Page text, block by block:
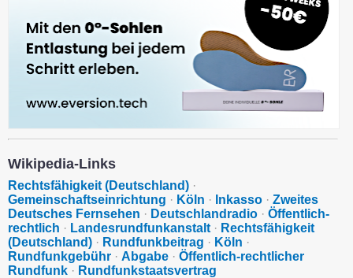
Wikipedia-Links
Rechtsfähigkeit (Deutschland) ·
Gemeinschaftseinrichtung · Köln · Inkasso · Zweites
Deutsches Fernsehen · Deutschlandradio · Öffentlich-
rechtlich · Landesrundfunkanstalt · Rechtsfähigkeit
(Deutschland) · Rundfunkbeitrag · Köln ·
Rundfunkgebühr · Abgabe · Öffentlich-rechtlicher
Rundfunk · Rundfunkstaatsvertrag